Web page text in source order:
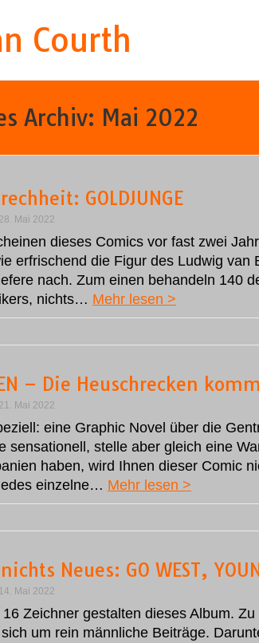
Courth
Archiv: Mai 2022
GOLDJUNGE
28. Mai 2022
dieses Comics vor fast zwei
erfrischend die Figur des Ludwig van
nach. Zum einen behandeln 140
nichts… Mehr lesen >
– Die Heuschrecken
21. Mai 2022
eine Graphic Novel über die
sensationell, stelle aber gleich eine
haben, wird Ihnen dieser Comic
einzelne… Mehr lesen >
Neues: GO WEST,
14. Mai 2022
Zeichner gestalten dieses Album.
um rein männliche Beiträge.